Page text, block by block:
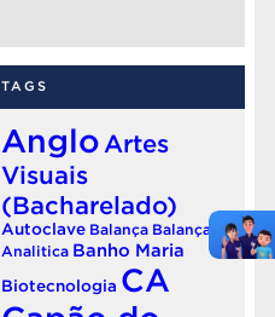
TAGS
Anglo Artes
Visuais
(Bacharelado)
Autoclave Balança Balança
Analitica Banho Maria
Biotecnologia CA